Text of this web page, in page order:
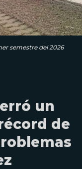
semestre del 2026
un
de